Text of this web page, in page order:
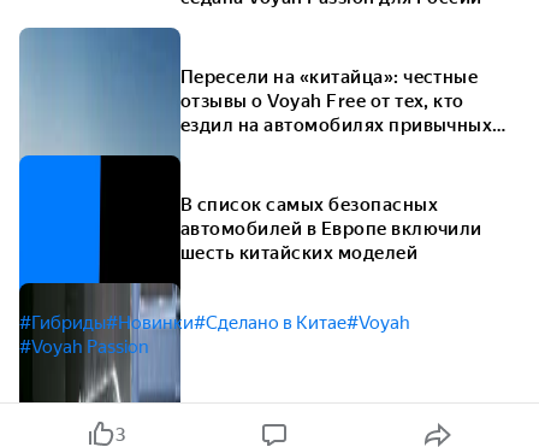
Пересели на «китайца»: честные
отзывы о Voyah Free от тех, кто
ездил на автомобилях привычных
В список самых безопасных
автомобилей в Европе включили
шесть китайских моделей
#Гибриды#Новинки#Сделано в Китае#Voyah
#Voyah Passion
3